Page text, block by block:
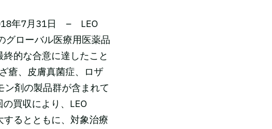
年7月31日 – LEO
グローバル医療用医薬品
的な合意に達したこと
瘡、皮膚真菌症、ロザ
剤の製品群が含まれて
買収により、LEO
るとともに、対象治療